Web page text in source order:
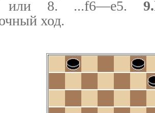
или 8. ...f6—e5.
ход.